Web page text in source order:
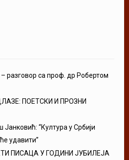
разговор са проф. др Робертом
ПОЕТСКИ И ПРОЗНИ
“Култура у Србији
удавити”
ПИСАЦА У ГОДИНИ ЈУБИЛЕЈА